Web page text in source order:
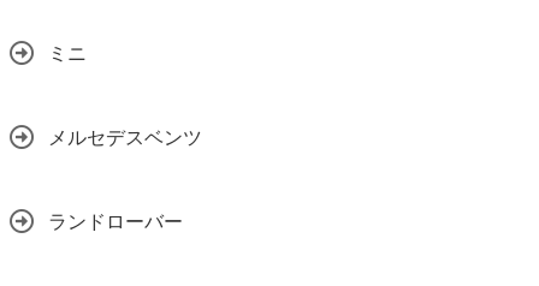
ミニ
メルセデスベンツ
ランドローバー